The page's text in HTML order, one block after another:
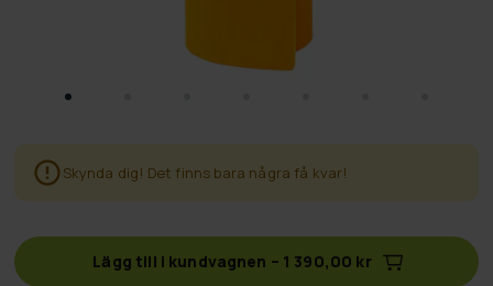
Skynda dig! Det finns bara några få kvar!
Lägg till i kundvagnen – 1 390,00 kr